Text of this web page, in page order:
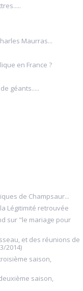
Maurras...
en France ?
géants.....
de Champsaur...
Légitimité retrouvée
sur "le mariage pour
et des réunions de
2014)
saison,
saison,